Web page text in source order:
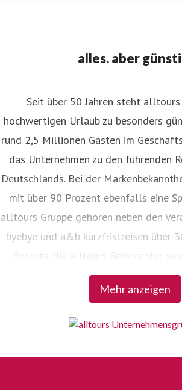
alles. aber
Mehr anzeigen
Seit über 50 Jahren steht
hochwertigen Urlaub zu besonders
rund 2,5 Millionen Gästen im
das Unternehmen zu den führenden
Deutschlands. Bei der
mit über 90 Prozent ebenfalls eine
alltours Gruppe gehören neben den
byebye und a&b kurzfristreisen über
Resorts, die alltours Reisecenter
Agenturen Viajes allsun in Spanien
service in der Türkei.
alles. aber günstig.